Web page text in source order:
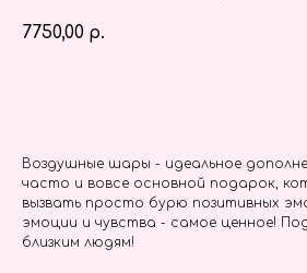
7750,00 р.
Воздушные шары - идеальное
часто и вовсе основной подарок,
вызвать просто бурю позитивных
эмоции и чувства - самое ценное!
близким людям!